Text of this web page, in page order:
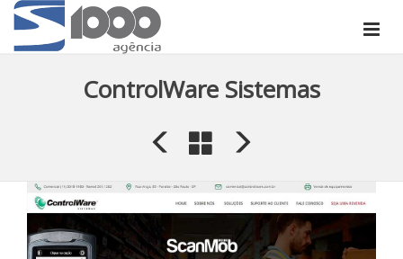
ControlWare Sistemas